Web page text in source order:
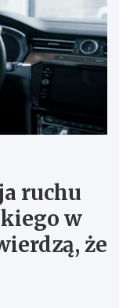
ruchu
w
że